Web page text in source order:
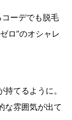
ーデでも脱毛
ロ”のオシャレ
てるように。
な雰囲気が出て